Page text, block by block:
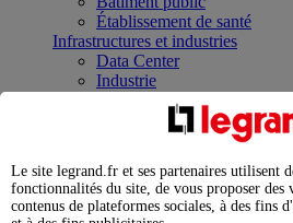
Établissement de santé
Infrastructures et industries
Data Center
Industrie
Infrastructures
Contrôler et planifier le
Répartir et optimiser son
Legrand Data Center
expertises au service de vos
Le site legrand.fr et ses partenaires utilisent
fonctionnalités du site, de vous proposer des
contenus de plateformes sociales, à des fins